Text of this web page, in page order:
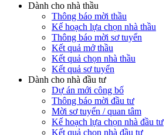
Dành cho nhà thầu
Thông báo mời thầu
Kế hoạch lựa chọn nhà thầu
Thông báo mời sơ tuyển
Kết quả mở thầu
Kết quả chọn nhà thầu
Kết quả sơ tuyển
Dành cho nhà đầu tư
Dự án mới công bố
Thông báo mời đầu tư
Mời sơ tuyển / quan tâm
Kế hoạch lựa chọn nhà đầu tư
Kết quả chọn nhà đầu tư